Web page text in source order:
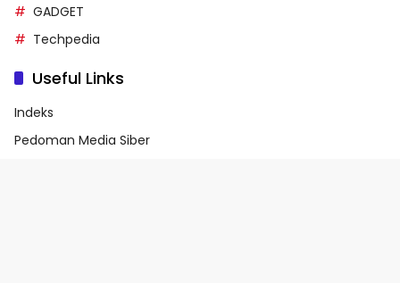
GADGET
Techpedia
Useful Links
Indeks
Pedoman Media Siber